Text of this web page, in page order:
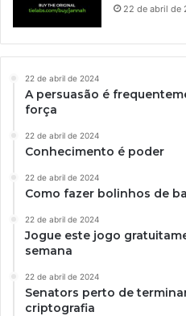
22 de abril de
22 de abril de 2024
A persuasão é
força
22 de abril de 2024
Conhecimento é poder
22 de abril de 2024
Como fazer bolinhos de
22 de abril de 2024
Jogue este jogo
semana
22 de abril de 2024
Senators perto de
criptografia